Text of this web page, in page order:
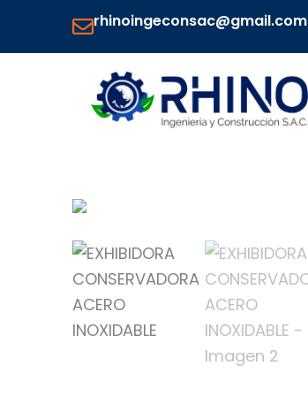
rhinoingeconsac@gmail.com